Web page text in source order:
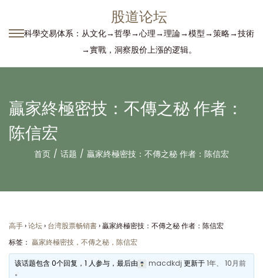
到
到
股道论坛
科學交易体系：从文化→哲學→心理→理論→模型→策略→技術
→實戰，洞察股价上漲的逻辑。
贏家終極密技：不傳之秘 作者：
陈信宏
首页 / 话题 / 贏家終極密技：不傳之秘 作者：陈信宏
高手›论坛› 台湾股票畅销書›贏家終極密技：不傳之秘 作者：陈信宏
标签： 贏家終極密技，不傳之秘，陈信宏
该话题包含 0个回复，1 人参与，最后由 macdkdj 更新于1年、 10月前
。